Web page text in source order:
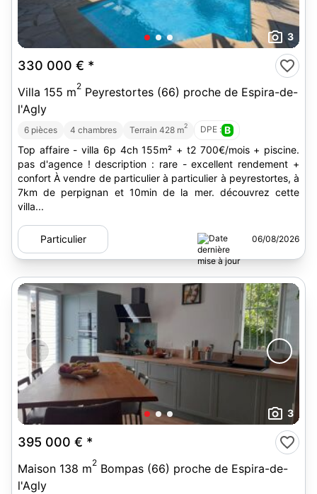
3
330 000 € *
Villa 155 m2 Peyrestortes (66) proche de Espira-de-
l'Agly
6 pièces 4 chambres Terrain 428 m2 DPE : B
Top affaire - villa 6p 4ch 155m² + t2 700€/mois + piscine.
pas d'agence ! description : rare - excellent rendement +
confort À vendre de particulier à particulier à peyrestortes, à
7km de perpignan et 10min de la mer. découvrez cette
villa...
Particulier 06/08/2026
3
395 000 € *
Maison 138 m2 Bompas (66) proche de Espira-de-
l'Agly